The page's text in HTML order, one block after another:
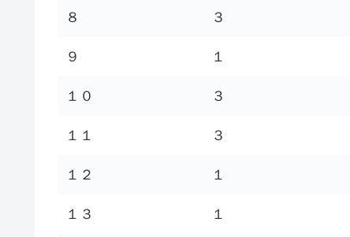
８ ３
９ １
１０ ３
１１ ３
１２ １
１３ １